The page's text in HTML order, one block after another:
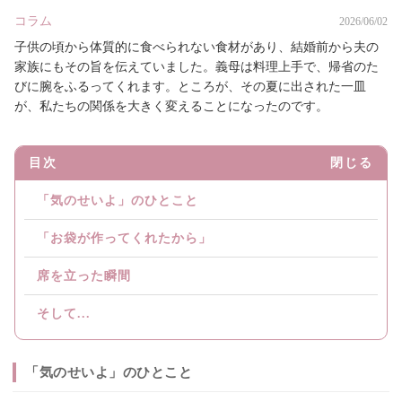
コラム 2026/06/02
子供の頃から体質的に食べられない食材があり、結婚前から夫の
家族にもその旨を伝えていました。義母は料理上手で、帰省のた
びに腕をふるってくれます。ところが、その夏に出された一皿
が、私たちの関係を大きく変えることになったのです。
目次 閉じる
「気のせいよ」のひとこと
「お袋が作ってくれたから」
席を立った瞬間
そして...
「気のせいよ」のひとこと